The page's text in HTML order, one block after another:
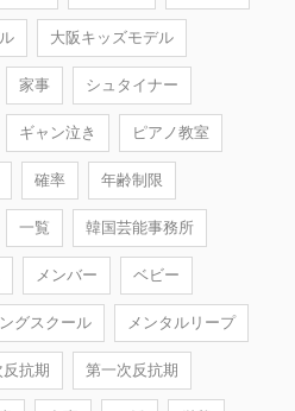
大阪キッズモデル
家事 シュタイナー
ギャン泣き ピアノ教室
確率 年齢制限
一覧 韓国芸能事務所
メンバー ベビー
グスクール メンタルリープ
抗期 第一次反抗期